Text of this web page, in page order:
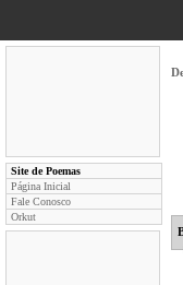
Site de Poemas
Página Inicial
Fale Conosco
Orkut